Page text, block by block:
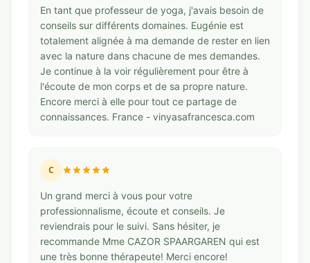
En tant que professeur de yoga, j'avais besoin de
conseils sur différents domaines. Eugénie est
totalement alignée à ma demande de rester en lien
avec la nature dans chacune de mes demandes.
Je continue à la voir régulièrement pour être à
l'écoute de mon corps et de sa propre nature.
Encore merci à elle pour tout ce partage de
connaissances. France - vinyasafrancesca.com
C
Un grand merci à vous pour votre
professionnalisme, écoute et conseils. Je
reviendrais pour le suivi. Sans hésiter, je
recommande Mme CAZOR SPAARGAREN qui est
une très bonne thérapeute! Merci encore!